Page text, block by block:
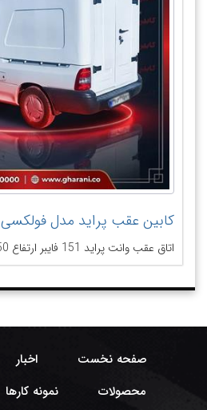
کابین عقب پراید مدل فولکسی ۱۵۰ جدید
اتاق عقب وانت پراید 151 فایبر ارتفاع 150 مدل فولکسی جدید
صفحه نخست اخبار
محصولات
نمونه کارها